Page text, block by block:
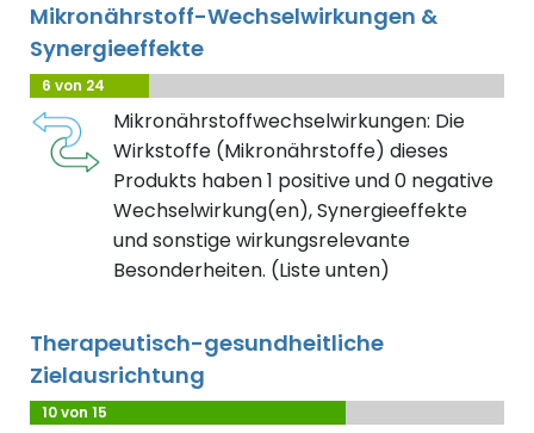
Mikronährstoff-Wechselwirkungen &
Synergieeffekte
6 von 24
Mikronährstoffwechselwirkungen: Die
Wirkstoffe (Mikronährstoffe) dieses
Produkts haben 1 positive und 0 negative
Wechselwirkung(en), Synergieeffekte
und sonstige wirkungsrelevante
Besonderheiten. (Liste unten)
Therapeutisch-gesundheitliche
Zielausrichtung
10 von 15